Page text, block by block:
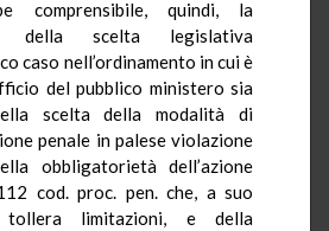
comprensibile, quindi, la
della scelta legislativa
caso nell’ordinamento in cui è
del pubblico ministero sia
scelta della modalità di
penale in palese violazione
obbligatorietà dell’azione
cod. proc. pen. che, a suo
limitazioni, e della